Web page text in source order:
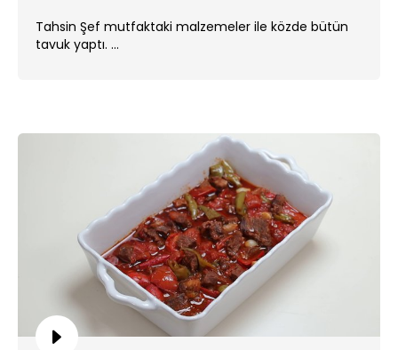
Tahsin Şef mutfaktaki malzemeler ile közde bütün
tavuk yaptı. ...